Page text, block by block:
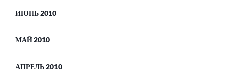
ИЮНЬ 2010
МАЙ 2010
АПРЕЛЬ 2010